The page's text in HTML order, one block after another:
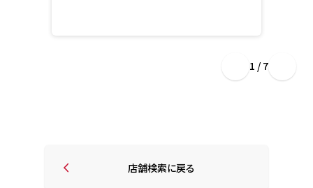
1 / 7
店舗検索に戻る